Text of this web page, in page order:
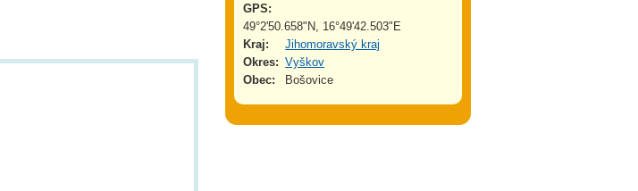
GPS:
49°2'50.658"N, 16°49'42.503"E
Kraj:
Jihomoravský kraj
Okres: Vyškov
Obec:
Bošovice